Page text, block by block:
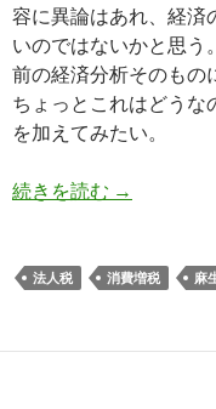
容に異論はあれ、経済
いのではないかと思う
前の経済分析そのもの
ちょっとこれはどうな
を加えてみたい。
続きを読む 国際金融
→
法人税 消費増税 麻